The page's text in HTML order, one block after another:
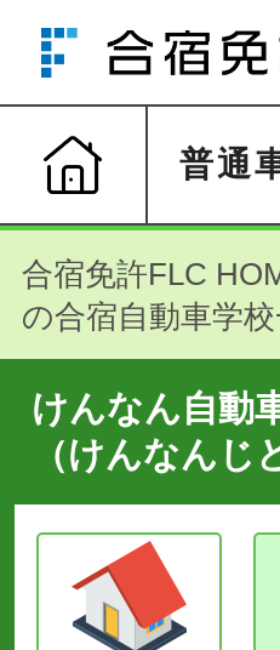
普通
合宿免許FLC
の合宿自動車学
けんなん自動
（けんなん